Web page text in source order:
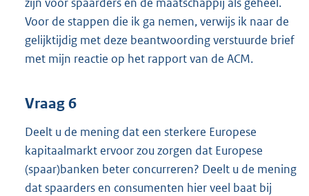
Voor de stappen die ik ga nemen, verwijs ik naar de
gelijktijdig met deze beantwoording verstuurde brief
met mijn reactie op het rapport van de ACM.
Vraag 6
Deelt u de mening dat een sterkere Europese
kapitaalmarkt ervoor zou zorgen dat Europese
(spaar)banken beter concurreren? Deelt u de mening
dat spaarders en consumenten hier veel baat bij